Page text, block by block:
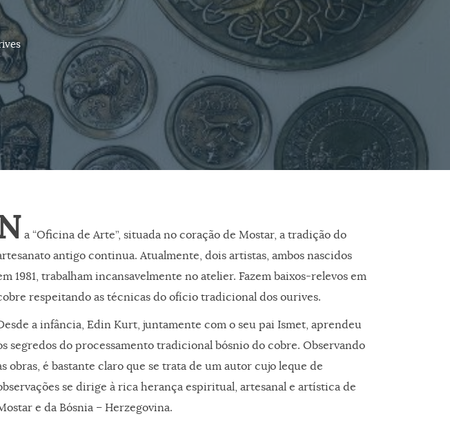
a “Oficina de Arte”, situada no coração de Mostar, a tradição do
antigo continua. Atualmente, dois artistas, ambos nascidos
1981, trabalham incansavelmente no atelier. Fazem baixos-relevos em
respeitando as técnicas do ofício tradicional dos ourives.
a infância, Edin Kurt, juntamente com o seu pai Ismet, aprendeu
segredos do processamento tradicional bósnio do cobre. Observando
obras, é bastante claro que se trata de um autor cujo leque de
se dirige à rica herança espiritual, artesanal e artística de
e da Bósnia – Herzegovina.